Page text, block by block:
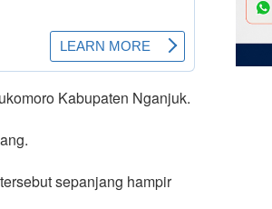
Kabupaten Nganjuk.
sepanjang hampir